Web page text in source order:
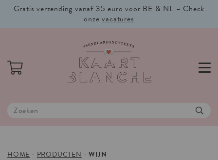
Gratis verzending vanaf 35 euro voor BE & NL – Check
onzevacatures
HOME - PRODUCTEN -WIJN